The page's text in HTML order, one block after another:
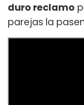
duro reclamo
parejas la